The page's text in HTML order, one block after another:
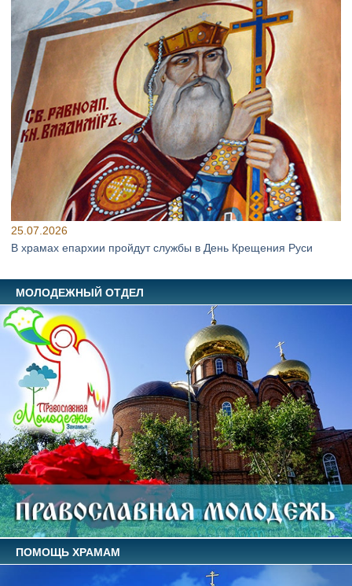
25.07.2026
В храмах епархии пройдут службы в День Крещения Руси
МОЛОДЕЖНЫЙ ОТДЕЛ
ПОМОЩЬ ХРАМАМ